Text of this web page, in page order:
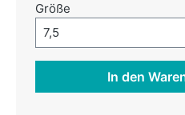
Größe
Größe-Auswahl öffnen,
7,5
In den